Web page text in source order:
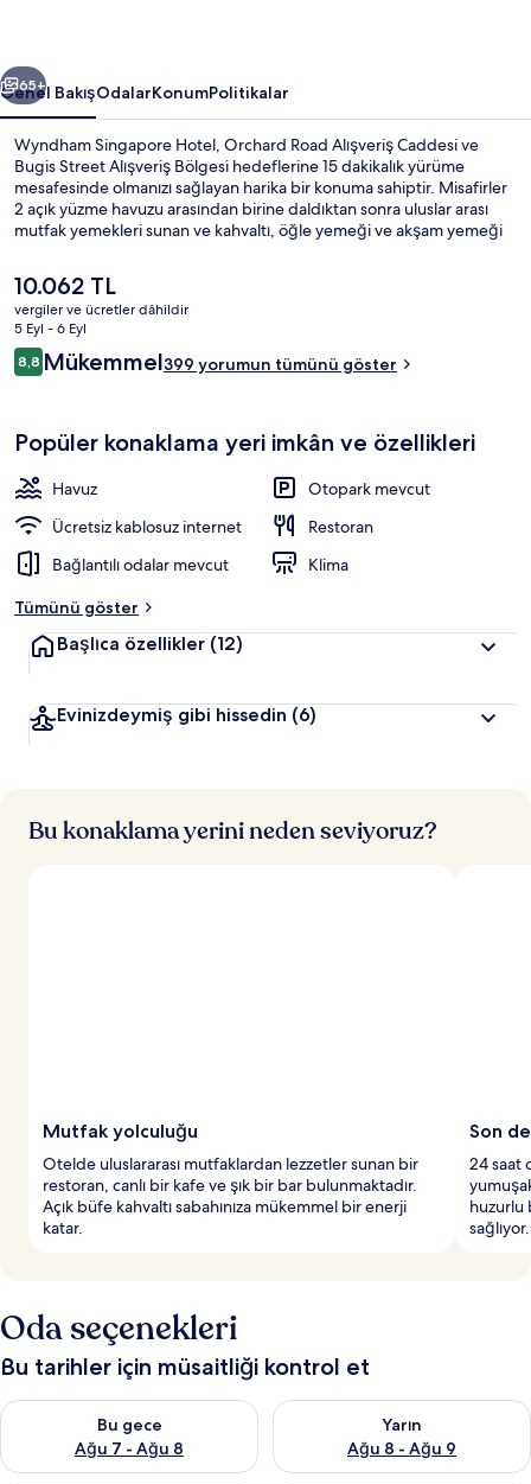
Sonraki
65+
Genel BakışOdalarKonumPolitikalar
Wyndham Singapore Hotel, Orchard Road Alışveriş Caddesi ve
Bugis Street Alışveriş Bölgesi hedeflerine 15 dakikalık yürüme
mesafesinde olmanızı sağlayan harika bir konuma sahiptir. Misafirler
2 açık yüzme havuzu arasından birine daldıktan sonra uluslar arası
mutfak yemekleri sunan ve kahvaltı, öğle yemeği ve akşam yemeği
spor salonu ve bar/dinlenme salonu, bu lüks otel dâhilindeki diğer
öne çıkan özellikler arasındadır. Yardıma hazır personel ve konum
misafirlerden tam not alıyor. Toplu taşıma yakındadır, City Hall
İstasyonu 4 dakikalık ve Clarke Quay İstasyonu 8 dakikalık yürüme
mesafesinde bulunur.
Şu
anki
fiyat
10.062 TL
10.062 TL
vergiler ve ücretler dâhildir
5 Eyl - 6 Eyl
Yorumlar
8,88,8/10
Mükemmel399 yorumun tümünü göster
Popüler konaklama yeri imkân ve özellikleri
Havuz
Otopark mevcut
Ücretsiz kablosuz internet
Restoran
Bağlantılı odalar mevcut
Klima
Tümünü göster
Başlıca özellikler (12)
Evinizdeymiş gibi hissedin (6)
Bu konaklama yerini neden seviyoruz?
Mutfak yolculuğu
Otelde uluslararası mutfaklardan lezzetler sunan bir
restoran, canlı bir kafe ve şık bir bar bulunmaktadır.
Açık büfe kahvaltı sabahınıza mükemmel bir enerji
katar.
Son
24 saat
huzurlu
sağlıyor.
Oda seçenekleri
Bu tarihler için müsaitliği kontrol et
Bu gece
Ağu 7 - Ağu 8
Bu gece için müsaitliği kontrol et Ağu 7 - Ağu 8
Yarın
Ağu 8 - Ağu 9
Yarın için müsaitliği kontrol